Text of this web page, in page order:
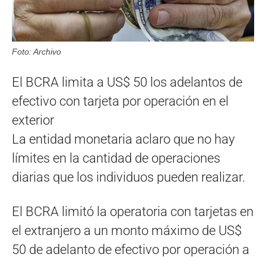
Foto: Archivo
El BCRA limita a US$ 50 los adelantos de
efectivo con tarjeta por operación en el
exterior
La entidad monetaria aclaro que no hay
límites en la cantidad de operaciones
diarias que los individuos pueden realizar.
El BCRA limitó la operatoria con tarjetas en
el extranjero a un monto máximo de US$
50 de adelanto de efectivo por operación a